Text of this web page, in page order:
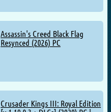
Assassin's Creed Black Flag
Resynced (2026) PC
Crusader Kings III: Royal Edition